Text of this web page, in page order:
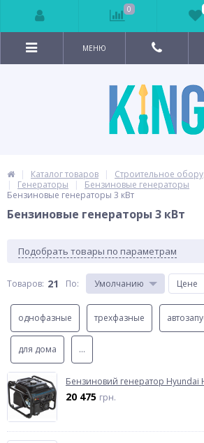
МЕНЮ
Каталог товаров
Строительное
Генераторы
Бензиновые генераторы
Бензиновые генераторы 3 кВт
Бензиновые генераторы 3 кВт
Подобрать товары по параметрам
Товаров: 21 По: Умолчанию Цене
однофазные трехфазные
для дома ...
Бензиновий генератор Hyundai
20 475 грн.
0